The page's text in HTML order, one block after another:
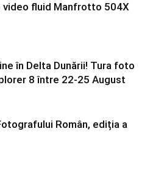
video fluid Manfrotto 504X
în Delta Dunării! Tura foto
8 între 22-25 August
Român, ediția a